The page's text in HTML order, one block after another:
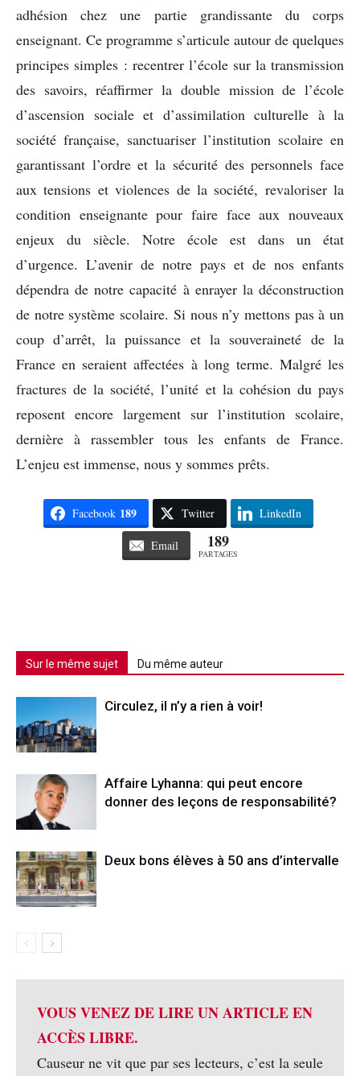
adhésion chez une partie grandissante du corps
enseignant. Ce programme s’articule autour de quelques
principes simples : recentrer l’école sur la transmission
des savoirs, réaffirmer la double mission de l’école
d’ascension sociale et d’assimilation culturelle à la
société française, sanctuariser l’institution scolaire en
garantissant l’ordre et la sécurité des personnels face
aux tensions et violences de la société, revaloriser la
condition enseignante pour faire face aux nouveaux
enjeux du siècle. Notre école est dans un état
d’urgence. L’avenir de notre pays et de nos enfants
dépendra de notre capacité à enrayer la déconstruction
de notre système scolaire. Si nous n’y mettons pas à un
coup d’arrêt, la puissance et la souveraineté de la
France en seraient affectées à long terme. Malgré les
fractures de la société, l’unité et la cohésion du pays
reposent encore largement sur l’institution scolaire,
dernière à rassembler tous les enfants de France.
L’enjeu est immense, nous y sommes prêts.
Facebook 189 Twitter LinkedIn
Email 189
PARTAGES
Sur le même sujet Du même auteur
Circulez, il n’y a rien à voir!
Affaire Lyhanna: qui peut encore
donner des leçons de responsabilité?
Deux bons élèves à 50 ans d’intervalle
VOUS VENEZ DE LIRE UN ARTICLE EN
ACCÈS LIBRE.
Causeur ne vit que par ses lecteurs, c’est la seule